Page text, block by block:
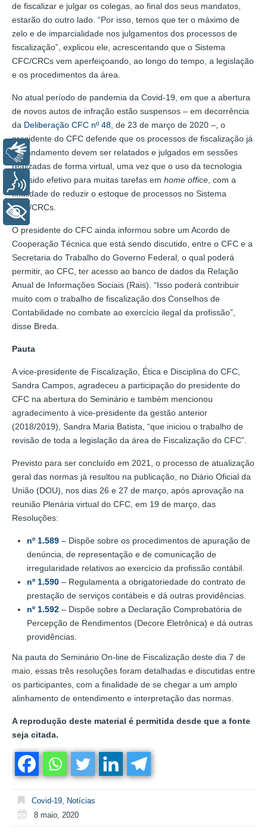
de fiscalizar e julgar os colegas, ao final dos seus mandatos,
estarão do outro lado. “Por isso, temos que ter o máximo de
zelo e de imparcialidade nos julgamentos dos processos de
fiscalização”, explicou ele, acrescentando que o Sistema
CFC/CRCs vem aperfeiçoando, ao longo do tempo, a legislação
e os procedimentos da área.
No atual período de pandemia da Covid-19, em que a abertura
de novos autos de infração estão suspensos – em decorrência
da Deliberação CFC nº 48 , de 23 de março de 2020 –, o
presidente do CFC defende que os processos de fiscalização já
em andamento devem ser relatados e julgados em sessões
realizadas de forma virtual, uma vez que o uso da tecnologia
tem sido efetivo para muitas tarefas em home office , com a
finalidade de reduzir o estoque de processos no Sistema
CFC/CRCs.
O presidente do CFC ainda informou sobre um Acordo de
Cooperação Técnica que está sendo discutido, entre o CFC e a
Secretaria do Trabalho do Governo Federal, o qual poderá
permitir, ao CFC, ter acesso ao banco de dados da Relação
Anual de Informações Sociais (Rais). “Isso poderá contribuir
muito com o trabalho de fiscalização dos Conselhos de
Contabilidade no combate ao exercício ilegal da profissão”,
disse Breda.
Pauta
A vice-presidente de Fiscalização, Ética e Disciplina do CFC,
Sandra Campos, agradeceu a participação do presidente do
CFC na abertura do Seminário e também mencionou
agradecimento à vice-presidente da gestão anterior
(2018/2019), Sandra Maria Batista, “que iniciou o trabalho de
revisão de toda a legislação da área de Fiscalização do CFC”.
Previsto para ser concluído em 2021, o processo de atualização
geral das normas já resultou na publicação, no Diário Oficial da
União (DOU), nos dias 26 e 27 de março, após aprovação na
reunião Plenária virtual do CFC, em 19 de março, das
Resoluções:
nº 1.589 – Dispõe sobre os procedimentos de apuração de
denúncia, de representação e de comunicação de
irregularidade relativos ao exercício da profissão contábil.
nº 1.590 – Regulamenta a obrigatoriedade do contrato de
prestação de serviços contábeis e dá outras providências.
nº 1.592 – Dispõe sobre a Declaração Comprobatória de
Percepção de Rendimentos (Decore Eletrônica) e dá outras
providências.
Na pauta do Seminário On-line de Fiscalização deste dia 7 de
maio, essas três resoluções foram detalhadas e discutidas entre
os participantes, com a finalidade de se chegar a um amplo
alinhamento de entendimento e interpretação das normas.
A reprodução deste material é permitida desde que a fonte
seja citada.
Covid-19, Notícias
8 maio, 2020
Libras
Voz
+ Acessibilidade